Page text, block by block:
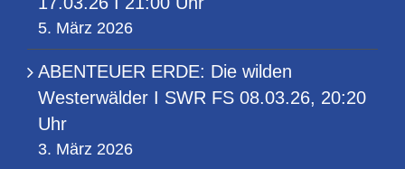
5. März 2026
ABENTEUER ERDE: Die wilden
Westerwälder I SWR FS 08.03.26, 20:20
Uhr
3. März 2026